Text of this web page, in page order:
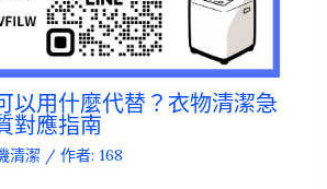
以用什麼代替？衣物清潔急
對應指南
清潔 / 作者: 168